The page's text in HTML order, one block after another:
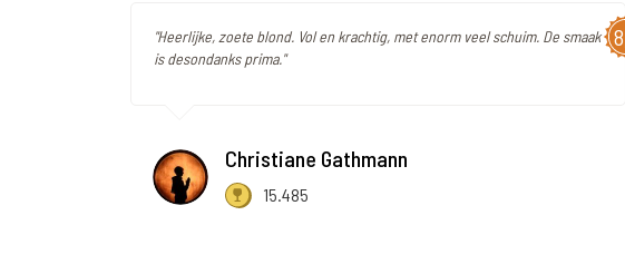
"Heerlijke, zoete blond. Vol en krachtig, met enorm veel schuim. De smaak
is desondanks prima."
Christiane Gathmann
15.485